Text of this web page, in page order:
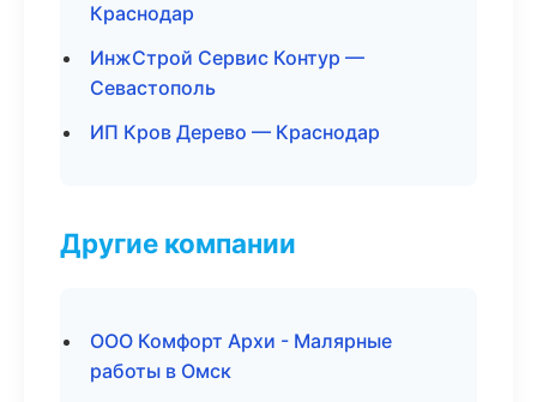
Краснодар
ИнжСтрой Сервис Контур —
Севастополь
ИП Кров Дерево — Краснодар
Другие компании
ООО Комфорт Архи - Малярные
работы в Омск